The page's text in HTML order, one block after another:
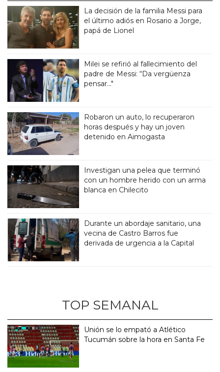
La decisión de la familia Messi para
el último adiós en Rosario a Jorge,
papá de Lionel
Milei se refirió al fallecimiento del
padre de Messi: “Da vergüenza
pensar..."
Robaron un auto, lo recuperaron
horas después y hay un joven
detenido en Aimogasta
Investigan una pelea que terminó
con un hombre herido con un arma
blanca en Chilecito
Durante un abordaje sanitario, una
vecina de Castro Barros fue
derivada de urgencia a la Capital
TOP SEMANAL
Unión se lo empató a Atlético
Tucumán sobre la hora en Santa Fe